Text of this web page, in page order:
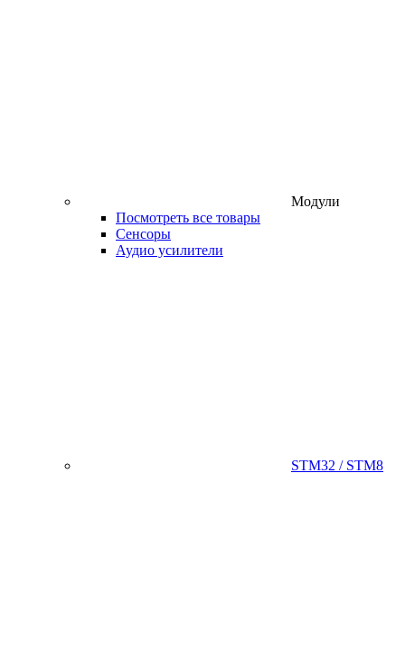
Модули
Посмотреть все товары
Сенсоры
Аудио усилители
STM32 / STM8